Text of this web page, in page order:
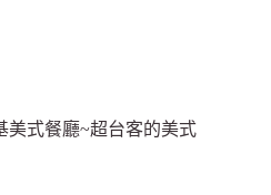
美式餐廳~超台客的美式